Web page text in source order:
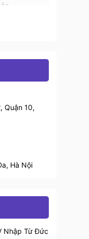
Quận 10,
Hà Nội
Nhập Từ Đức